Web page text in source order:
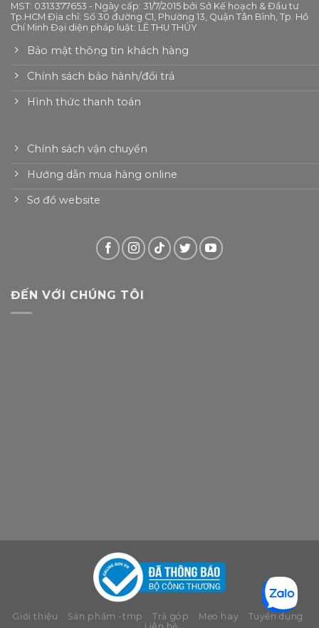
MST: 0313377653 - Ngày cấp: 31/7/2015 bởi Sở Kế hoạch & Đầu tư
Tp.HCM Địa chỉ: Số 30 đường C1, Phường 13, Quận Tân Bình, Tp. Hồ
Chí Minh Đại diện pháp luật: LÊ THU THỦY
Bảo mật thông tin khách hàng
Chính sách bảo hành/đổi trả
Hình thức thanh toán
Chính sách vận chuyển
Hướng dẫn mua hàng online
Sơ đồ website
ĐẾN VỚI CHÚNG TÔI
Giới thiệu Sản phẩm -tmp Trả góp Mẹo hay
Tuyển dụng